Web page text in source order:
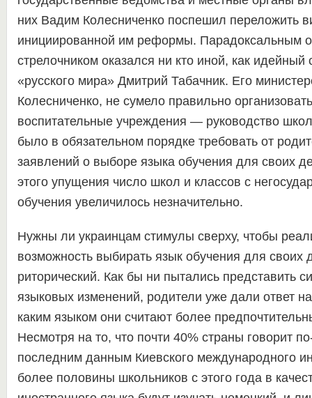
них Вадим Колесниченко поспешил переложить
инициированной им реформы. Парадоксальным
стрелочником оказался ни кто иной, как идейный
«русского мира» Дмитрий Табачник. Его
Колесниченко, не сумело правильно
воспитательные учреждения — руководство
было в обязательном порядке требовать от
заявлений о выборе языка обучения для своих
этого упущения число школ и классов с
обучения увеличилось незначительно.
Нужны ли украинцам стимулы сверху, чтобы
возможность выбирать язык обучения для своих
риторический. Как бы ни пытались представить
языковых изменений, родители уже дали ответ
каким языком они считают более
Несмотря на то, что почти 40% страны говорит
последним данным Киевского международного
более половины школьников с этого года в